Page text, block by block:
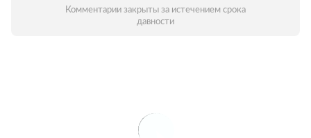
Комментарии закрыты за истечением срока
давности